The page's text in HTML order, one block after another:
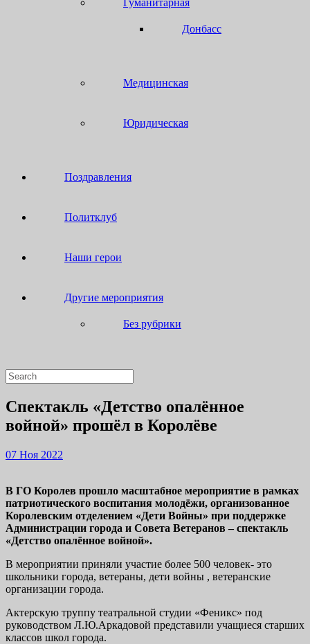
Гуманитарная
Донбасс
Медицинская
Юридическая
Поздравления
Политклуб
Наши герои
Другие мероприятия
Без рубрики
Close
Button
Search
for:
Спектакль «Детство опалённое
войной» прошёл в Королёве
07 Ноя 2022
В ГО Королев прошло масштабное мероприятие в рамках
патриотического воспитания молодёжи, организованное
Королевским отделением «Дети Войны» при поддержке
Администрации города и Совета Ветеранов – спектакль
«Детство опалённое войной».
В мероприятии приняли участие более 500 человек- это
школьники города, ветераны, дети войны , ветеранские
организации города.
Актерскую труппу театральной студии «Феникс» под
руководством Л.Ю.Аркадовой представили учащиеся старших
классов школ города.